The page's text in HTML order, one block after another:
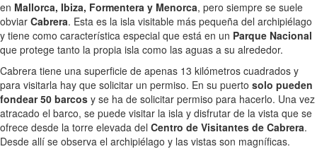
en Mallorca, Ibiza, Formentera y Menorca, pero siempre se suele
obviar Cabrera. Esta es la isla visitable más pequeña del archipiélago
y tiene como característica especial que está en un Parque Nacional
que protege tanto la propia isla como las aguas a su alrededor.
Cabrera tiene una superficie de apenas 13 kilómetros cuadrados y
para visitarla hay que solicitar un permiso. En su puerto solo pueden
fondear 50 barcos y se ha de solicitar permiso para hacerlo. Una vez
atracado el barco, se puede visitar la isla y disfrutar de la vista que se
ofrece desde la torre elevada del Centro de Visitantes de Cabrera.
Desde allí se observa el archipiélago y las vistas son magníficas.